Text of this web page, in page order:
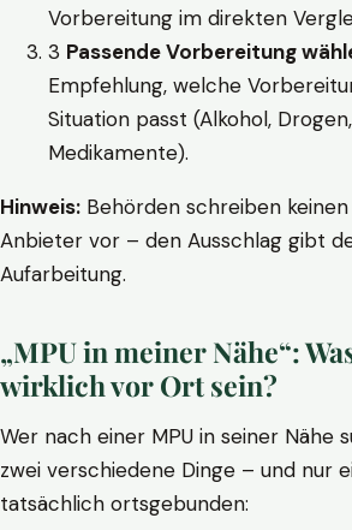
Vorbereitung im direkten
3 Passende Vorbereitung
Empfehlung, welche
Situation passt (Alkohol,
Medikamente).
Hinweis: Behörden schreiben
Anbieter vor – den Ausschlag gibt
Aufarbeitung.
„MPU in meiner Nähe“:
wirklich vor Ort sein?
Wer nach einer MPU in seiner Nähe
zwei verschiedene Dinge – und nur
tatsächlich ortsgebunden: